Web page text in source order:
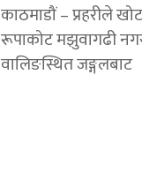
काठमाडौं – प्रहरीले
रूपाकोट मझुवागढी
वालिङस्थित जङ्गलबाट